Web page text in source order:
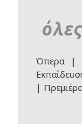
Όπερα |
|